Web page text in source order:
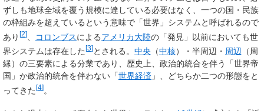
ずしも地球全域を覆う規模に達している必要はなく、一つの国・民族
の枠組みを超えているという意味で「世界」システムと呼ばれるので
あり [2] コロンブスによるアメリカ大陸の「発見」以前においても世
界システムは存在した [3] とされる。 中央 （中核）・半周辺・ 周辺
（周
縁）の三要素による分業であり、歴史上、政治的統合を伴う「世界帝
国」か政治的統合を伴わない「世界経済 」、どちらか二つの形態をと
ってきた [4] 。